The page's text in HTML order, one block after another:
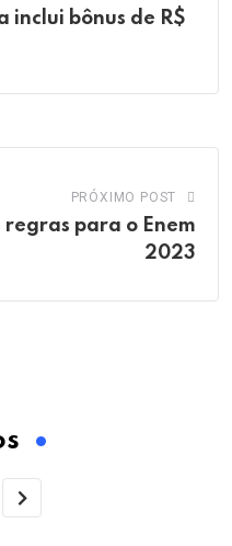
inclui bônus de R$
PRÓXIMO POST
regras para o Enem
2023